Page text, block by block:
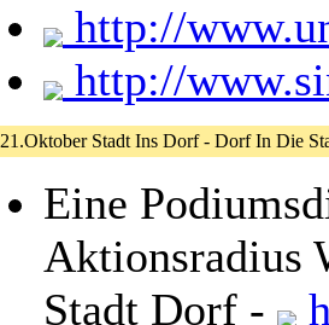
http://
http://
21.Oktober Stadt Ins Dorf - Dorf In Die
Eine
Aktionsradius
Stadt Dorf -